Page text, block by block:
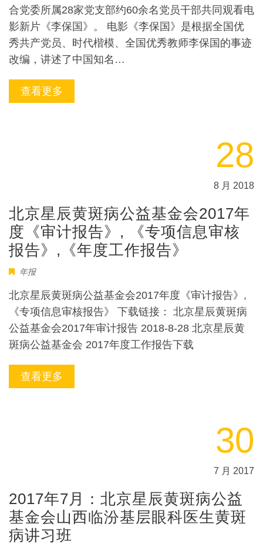
合党委所属28家党支部约60余名党员干部共同观看电
影新片《李保国》。 电影《李保国》是根据全国优
秀共产党员、时代楷模、全国优秀教师李保国的事迹
改编，讲述了中国知名…
查看更多
28
8 月 2018
北京星辰黄斑病公益基金会2017年
度《审计报告》, 《专项信息审核
报告》,《年度工作报告》
年报
北京星辰黄斑病公益基金会2017年度《审计报告》,
《专项信息审核报告》 下载链接： 北京星辰黄斑病
公益基金会2017年审计报告 2018-8-28 北京星辰黄
斑病公益基金会 2017年度工作报告下载
查看更多
30
7 月 2017
2017年7月：北京星辰黄斑病公益
基金会山西临汾基层眼科医生黄斑
病讲习班